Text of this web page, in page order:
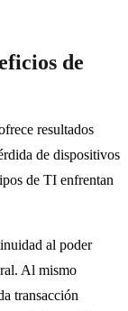
de
resultados
de dispositivos
de TI enfrentan
al poder
Al mismo
transacción